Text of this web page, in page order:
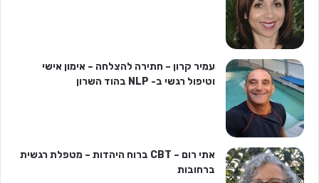
עמיר קרון – חתירה להצלחה – אימון אישי
וטיפול רגשי ב- NLP בהוד השרון
אתי רום – CBT ברוח היהדות – מטפלת רגשית
ברחובות